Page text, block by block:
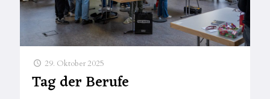
29. Oktober 2025
Tag der Berufe